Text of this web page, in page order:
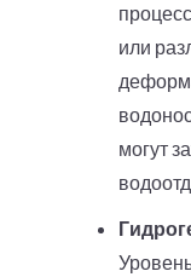
или
могут